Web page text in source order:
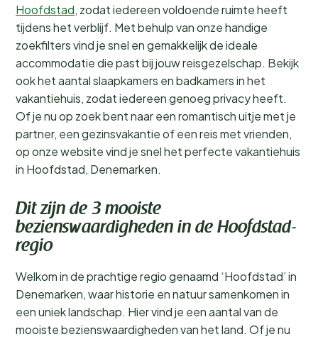
Hoofdstad, zodat iedereen voldoende ruimte heeft
tijdens het verblijf. Met behulp van onze handige
zoekfilters vind je snel en gemakkelijk de ideale
accommodatie die past bij jouw reisgezelschap. Bekijk
ook het aantal slaapkamers en badkamers in het
vakantiehuis, zodat iedereen genoeg privacy heeft.
Of je nu op zoek bent naar een romantisch uitje met je
partner, een gezinsvakantie of een reis met vrienden,
op onze website vind je snel het perfecte vakantiehuis
in Hoofdstad, Denemarken.
Dit zijn de 3 mooiste
bezienswaardigheden in de Hoofdstad-
regio
Welkom in de prachtige regio genaamd ‘Hoofdstad’ in
Denemarken, waar historie en natuur samenkomen in
een uniek landschap. Hier vind je een aantal van de
mooiste bezienswaardigheden van het land. Of je nu